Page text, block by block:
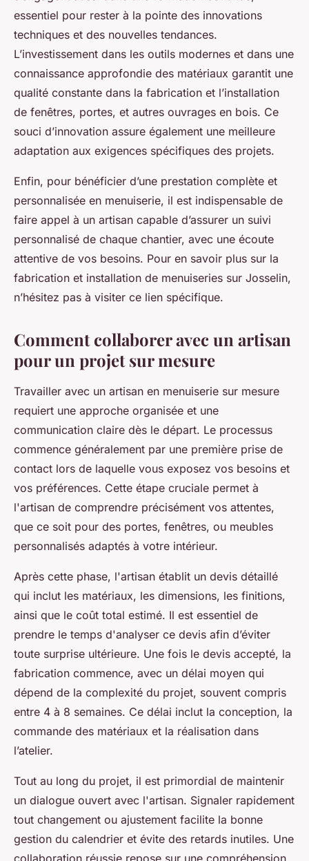
essentiel pour rester à la pointe des innovations
techniques et des nouvelles tendances.
L’investissement dans les outils modernes et dans une
connaissance approfondie des matériaux garantit une
qualité constante dans la fabrication et l’installation
de fenêtres, portes, et autres ouvrages en bois. Ce
souci d’innovation assure également une meilleure
adaptation aux exigences spécifiques des projets.
Enfin, pour bénéficier d’une prestation complète et
personnalisée en menuiserie, il est indispensable de
faire appel à un artisan capable d’assurer un suivi
personnalisé de chaque chantier, avec une écoute
attentive de vos besoins. Pour en savoir plus sur la
fabrication et installation de menuiseries sur Josselin,
n’hésitez pas à visiter ce lien spécifique.
Comment collaborer avec un artisan
pour un projet sur mesure
Travailler avec un artisan en menuiserie sur mesure
requiert une approche organisée et une
communication claire dès le départ. Le processus
commence généralement par une première prise de
contact lors de laquelle vous exposez vos besoins et
vos préférences. Cette étape cruciale permet à
l'artisan de comprendre précisément vos attentes,
que ce soit pour des portes, fenêtres, ou meubles
personnalisés adaptés à votre intérieur.
Après cette phase, l'artisan établit un devis détaillé
qui inclut les matériaux, les dimensions, les finitions,
ainsi que le coût total estimé. Il est essentiel de
prendre le temps d'analyser ce devis afin d’éviter
toute surprise ultérieure. Une fois le devis accepté, la
fabrication commence, avec un délai moyen qui
dépend de la complexité du projet, souvent compris
entre 4 à 8 semaines. Ce délai inclut la conception, la
commande des matériaux et la réalisation dans
l’atelier.
Tout au long du projet, il est primordial de maintenir
un dialogue ouvert avec l'artisan. Signaler rapidement
tout changement ou ajustement facilite la bonne
gestion du calendrier et évite des retards inutiles. Une